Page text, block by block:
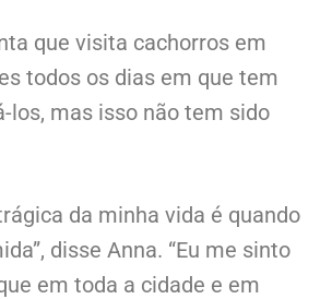
que visita cachorros em
todos os dias em que tem
los, mas isso não tem sido
da minha vida é quando
disse Anna. “Eu me sinto
em toda a cidade e em